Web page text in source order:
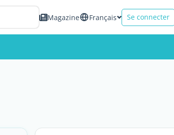
Magazine Français Se connecter